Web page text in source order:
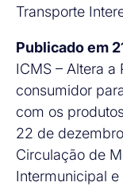
Transporte
Publicado em
ICMS – Altera
consumidor
com os
22 de
Circulação de
Intermunicipal